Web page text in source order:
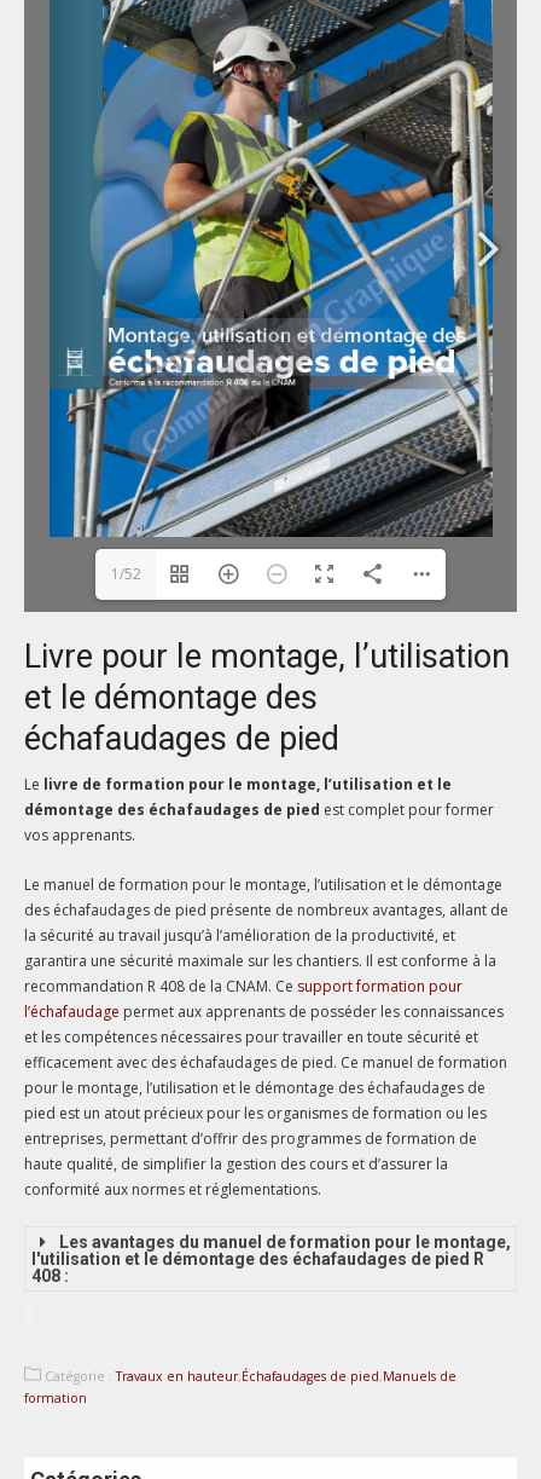
1/52
Livre pour le montage, l’utilisation
et le démontage des
échafaudages de pied
Le livre de formation pour le montage, l’utilisation et le
démontage des échafaudages de pied est complet pour former
vos apprenants.
Le manuel de formation pour le montage, l’utilisation et le démontage
des échafaudages de pied présente de nombreux avantages, allant de
la sécurité au travail jusqu’à l’amélioration de la productivité, et
garantira une sécurité maximale sur les chantiers. Il est conforme à la
recommandation R 408 de la CNAM. Ce support formation pour
l’échafaudage permet aux apprenants de posséder les connaissances
et les compétences nécessaires pour travailler en toute sécurité et
efficacement avec des échafaudages de pied. Ce manuel de formation
pour le montage, l’utilisation et le démontage des échafaudages de
pied est un atout précieux pour les organismes de formation ou les
entreprises, permettant d’offrir des programmes de formation de
haute qualité, de simplifier la gestion des cours et d’assurer la
conformité aux normes et réglementations.
Les avantages du manuel de formation pour le montage,
l'utilisation et le démontage des échafaudages de pied R
408 :
Catégorie :Travaux en hauteur,Échafaudages de pied,Manuels de
formation